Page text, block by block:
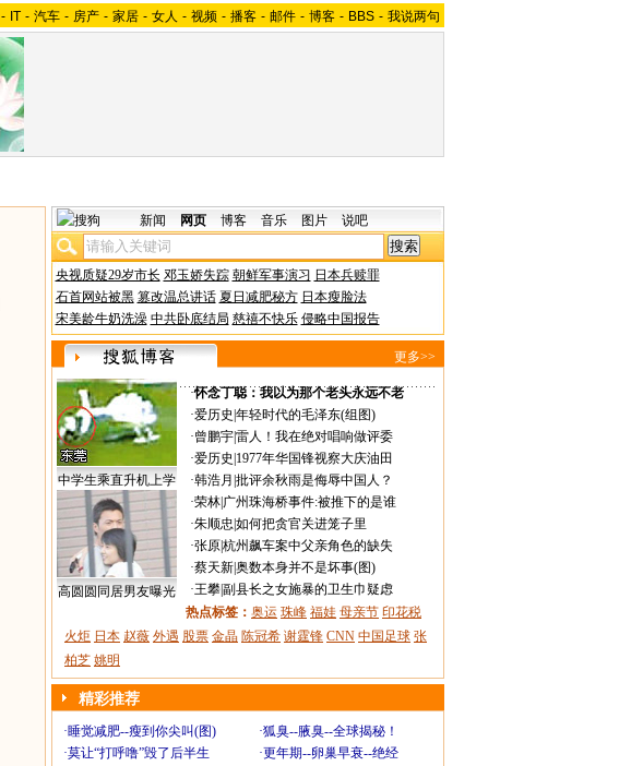
- IT - 汽车 - 房产 - 家居 - 女人 - 视频 - 播客 - 邮件 - 博客 - BBS - 我说两句
新闻 网页 博客 音乐 图片 说吧
央视质疑29岁市长 邓玉娇失踪 朝鲜军事演习 日本兵赎罪
石首网站被黑 篡改温总讲话 夏日减肥秘方 日本瘦脸法
宋美龄牛奶洗澡 中共卧底结局 慈禧不快乐 侵略中国报告
更多>>
中学生乘直升机上学
高圆圆同居男友曝光
·怀念丁聪：我以为那个老头永远不老
·爱历史 年轻时代的毛泽东(组图)
·曾鹏宇|雷人！我在绝对唱响做评委
·爱历史 1977年华国锋视察大庆油田
·韩浩月 批评余秋雨是侮辱中国人？
·荣林| 广州珠海桥事件:被推下的是谁
·朱顺忠 如何把贪官关进笼子里
·张原|杭州飙车案中父亲角色的缺失
·蔡天新|奥数本身并不是坏事(图)
·王攀|副县长之女施暴的卫生巾疑虑
热点标签： 奥运 珠峰 福娃 母亲节 印花税
火炬 日本 赵薇 外遇 股票 金晶 陈冠希 谢霆锋 CNN 中国足球 张
柏芝 姚明
精彩推荐
·睡觉减肥--瘦到你尖叫(图) ·狐臭--腋臭--全球揭秘！
·莫让“打呼噜”毁了后半生 ·更年期--卵巢早衰--绝经